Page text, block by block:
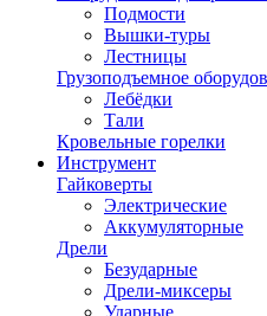
Подмости
Вышки-туры
Лестницы
Грузоподъемное
Лебёдки
Тали
Кровельные горелки
Инструмент
Гайковерты
Электрические
Аккумуляторные
Дрели
Безударные
Дрели-миксеры
Ударные